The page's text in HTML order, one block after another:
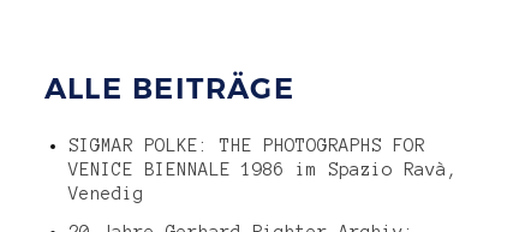
ALLE BEITRÄGE
SIGMAR POLKE: THE PHOTOGRAPHS FOR
VENICE BIENNALE 1986 im Spazio Ravà,
Venedig